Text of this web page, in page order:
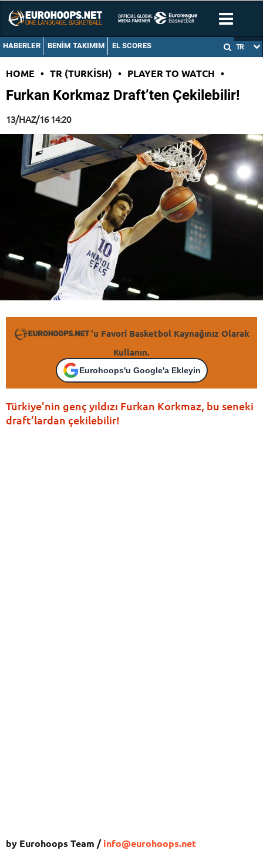
HABERLER BENIM TAKIMIM EL SCORES TR
HOME • TR (TURKISH) • PLAYER TO WATCH •
Furkan Korkmaz Draft’ten Çekilebilir!
13/HAZ/16 14:20
'u Favori Basketbol Kaynağınız Olarak
Kullanın.
Eurohoops'u Google'a Ekleyin
Türkiye’nin genç yıldızı Furkan Korkmaz, bu seneki
draft’lardan çekilebilir!
by Eurohoops Team /info@eurohoops.net